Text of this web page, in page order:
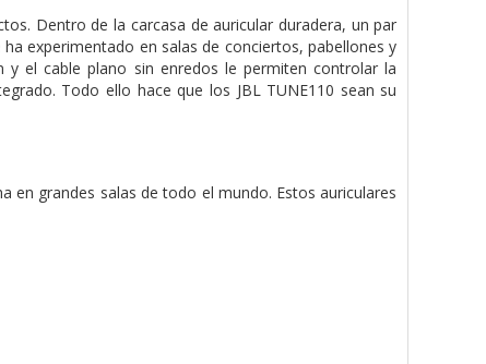
Dentro de la carcasa de auricular duradera, un par
experimentado en salas de conciertos, pabellones y
el cable plano sin enredos le permiten controlar la
Todo ello hace que los JBL TUNE110 sean su
en grandes salas de todo el mundo. Estos auriculares